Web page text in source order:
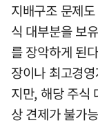
지배구조 문제
식 대부분을 보
를 장악하게 된
장이나 최고경
지만, 해당 주식
상 견제가 불가